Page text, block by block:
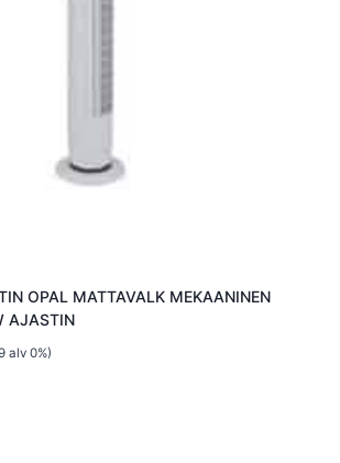
OPAL MATTAVALK MEKAANINEN
AJASTIN
alv 0%)